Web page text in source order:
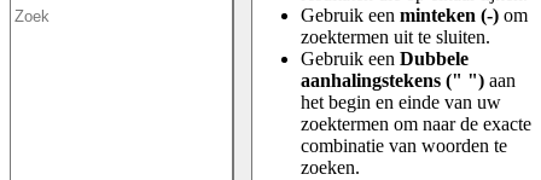
Gebruik een minteken (-) om
zoektermen uit te sluiten.
Gebruik een Dubbele
aanhalingstekens (" ") aan
het begin en einde van uw
zoektermen om naar de exacte
combinatie van woorden te
zoeken.